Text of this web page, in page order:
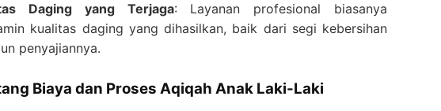
Daging yang Terjaga: Layanan profesional biasanya
kualitas daging yang dihasilkan, baik dari segi kebersihan
penyajiannya.
Biaya dan Proses Aqiqah Anak Laki-Laki